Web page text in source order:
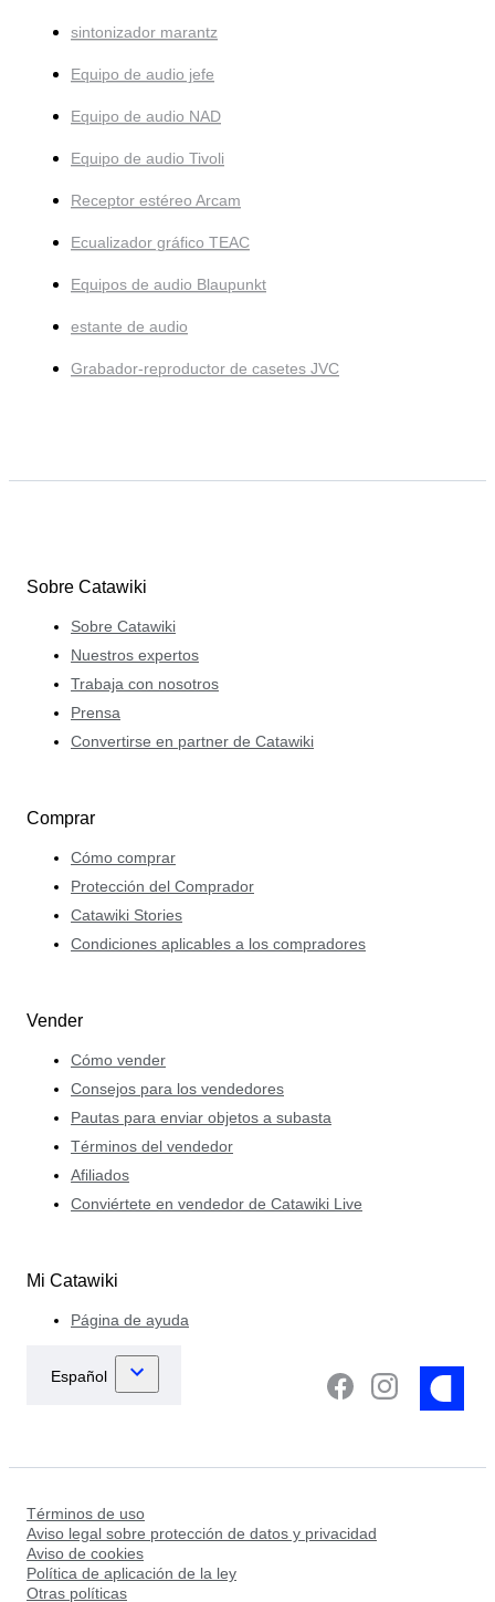
sintonizador marantz
Equipo de audio jefe
Equipo de audio NAD
Equipo de audio Tivoli
Receptor estéreo Arcam
Ecualizador gráfico TEAC
Equipos de audio Blaupunkt
estante de audio
Grabador-reproductor de casetes JVC
Sobre Catawiki
Sobre Catawiki
Nuestros expertos
Trabaja con nosotros
Prensa
Convertirse en partner de Catawiki
Comprar
Cómo comprar
Protección del Comprador
Catawiki Stories
Condiciones aplicables a los compradores
Vender
Cómo vender
Consejos para los vendedores
Pautas para enviar objetos a subasta
Términos del vendedor
Afiliados
Conviértete en vendedor de Catawiki Live
Mi Catawiki
Página de ayuda
Términos de uso
Aviso legal sobre protección de datos y privacidad
Aviso de cookies
Política de aplicación de la ley
Otras políticas